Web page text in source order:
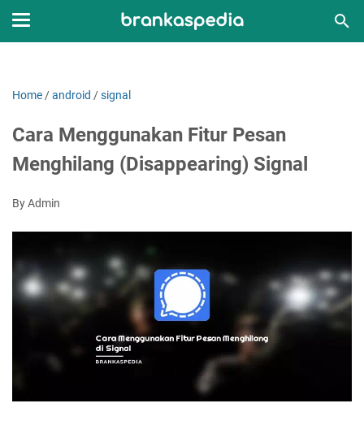
Home /android /signal
Cara Menggunakan Fitur Pesan
Menghilang (Disappearing) Signal
By Admin